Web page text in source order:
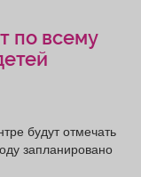
Проекты
по всему
будут отмечать
запланировано